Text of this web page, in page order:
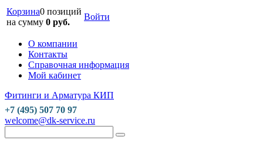
Корзина0 позиций
на сумму 0 руб.
Войти
О компании
Контакты
Справочная информация
Мой кабинет
Фитинги и Арматура КИП
+7 (495) 507 70 97
welcome@dk-service.ru